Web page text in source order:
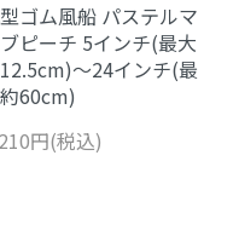
ゴム風船 パステルマ
ピーチ 5インチ(最大
～24インチ(最
60cm)
円(税込)